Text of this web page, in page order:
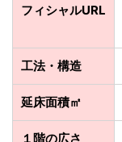
フィシャルURL
工法・構造
延床面積㎡
１階の広さ